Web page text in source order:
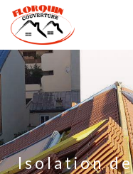
isolation
Panneau de gestion des